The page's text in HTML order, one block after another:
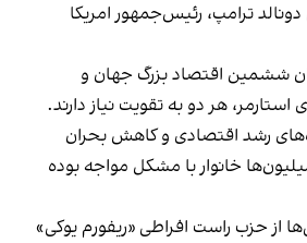
ترامپ، رئیس‌جمهور امریکا
ششمین اقتصاد بزرگ جهان و
هر دو به تقویت نیاز دارند.
رشد اقتصادی و کاهش بحران
خانوار با مشکل مواجه بوده
از حزب راست افراطی «ریفورم یوکی»